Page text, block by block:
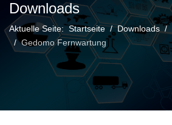
Downloads
Aktuelle Seite:Startseite Downloads
Gedomo Fernwartung